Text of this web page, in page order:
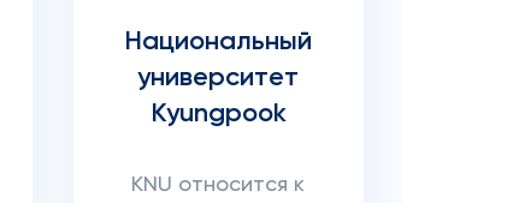
Национальный
университет
Kyungpook
KNU относится к